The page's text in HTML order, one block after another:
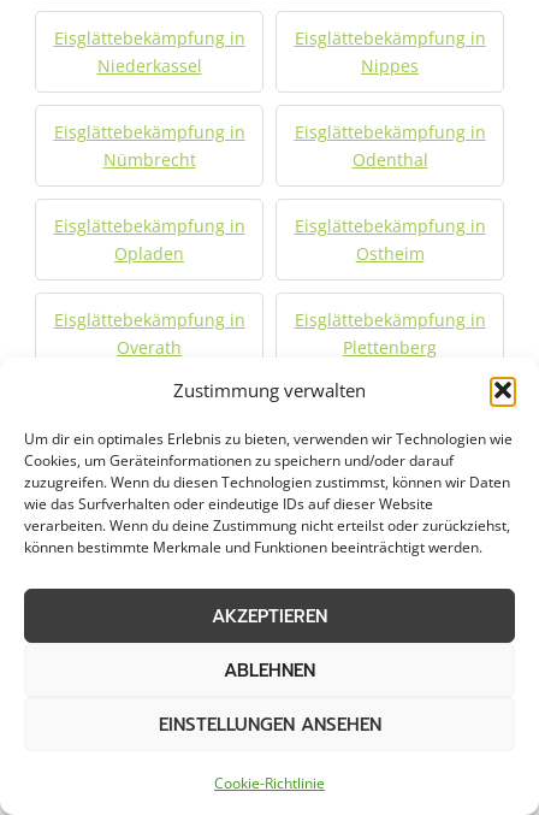
Zustimmung verwalten
Um dir ein optimales Erlebnis zu bieten, verwenden wir Technologien wie
Cookies, um Geräteinformationen zu speichern und/oder darauf
zuzugreifen. Wenn du diesen Technologien zustimmst, können wir Daten
wie das Surfverhalten oder eindeutige IDs auf dieser Website
verarbeiten. Wenn du deine Zustimmung nicht erteilst oder zurückziehst,
können bestimmte Merkmale und Funktionen beeinträchtigt werden.
AKZEPTIEREN
ABLEHNEN
EINSTELLUNGEN ANSEHEN
Cookie-Richtlinie
Eisglättebekämpfung in
Niederkassel
Eisglättebekämpfung in
Nippes
Eisglättebekämpfung in
Nümbrecht
Eisglättebekämpfung in
Odenthal
Eisglättebekämpfung in
Opladen
Eisglättebekämpfung in
Ostheim
Eisglättebekämpfung in
Overath
Eisglättebekämpfung in
Plettenberg
Porz am Rhein
Radevormwald
Eisglättebekämpfung in
Remscheid
Eisglättebekämpfung in
Riehl
Sankt Augustin
Schalksmühle
Eisglättebekämpfung in
Eisglättebekämpfung in